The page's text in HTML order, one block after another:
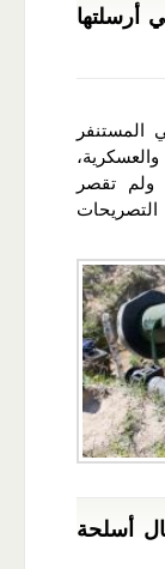
أرسلتها
المستنفر
ولم تقصر
أسلحة